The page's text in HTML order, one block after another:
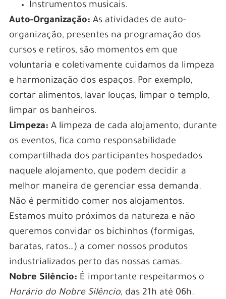
Instrumentos musicais.
Auto-Organização: As atividades de auto-
organização, presentes na programação dos
cursos e retiros, são momentos em que
voluntaria e coletivamente cuidamos da limpeza
e harmonização dos espaços. Por exemplo,
cortar alimentos, lavar louças, limpar o templo,
limpar os banheiros.
Limpeza: A limpeza de cada alojamento, durante
os eventos, fica como responsabilidade
compartilhada dos participantes hospedados
naquele alojamento, que podem decidir a
melhor maneira de gerenciar essa demanda.
Não é permitido comer nos alojamentos.
Estamos muito próximos da natureza e não
queremos convidar os bichinhos (formigas,
baratas, ratos…) a comer nossos produtos
industrializados perto das nossas camas.
Nobre Silêncio: É importante respeitarmos o
Horário do Nobre Silêncio, das 21h até 06h.